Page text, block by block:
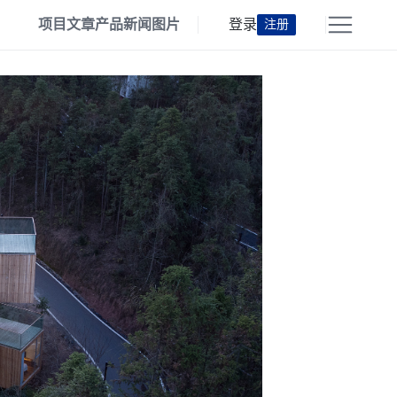
项目文章产品新闻 图片 登录 注册